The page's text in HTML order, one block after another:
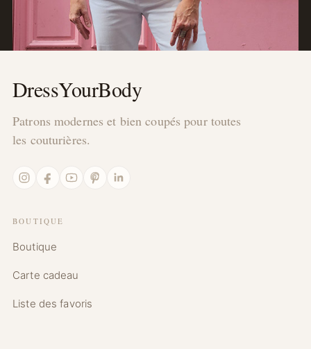
DressYourBody
Patrons modernes et bien coupés pour toutes
les couturières.
InstagramFacebookYouTubePinterestLinkedIn
BOUTIQUE
Boutique
Carte cadeau
Liste des favoris